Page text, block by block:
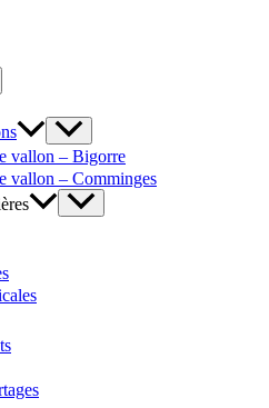
vallon – Bigorre
vallon – Comminges